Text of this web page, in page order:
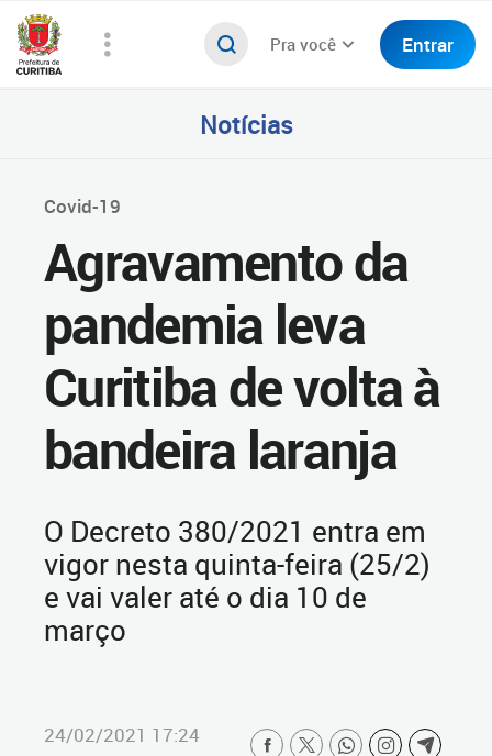
Pra você Entrar
Notícias
Covid-19
Agravamento da
pandemia leva
Curitiba de volta à
bandeira laranja
O Decreto 380/2021 entra em
vigor nesta quinta-feira (25/2)
e vai valer até o dia 10 de
março
24/02/2021 17:24